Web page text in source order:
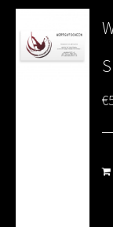
€